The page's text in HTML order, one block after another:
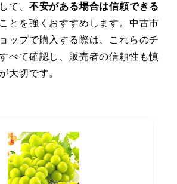
て、 不安がある場合は信頼できる
ことを強くおすすめします。中古市
ップで購入する際は、これらのチ
べて確認し、販売者の信頼性も慎
大切です。